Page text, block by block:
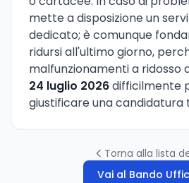
mette a disposizione un
dedicato; è comunque
ridursi all'ultimo giorno,
malfunzionamenti a ridosso
24 luglio 2026difficilmente
giustificare una candidatura
Torna alla lista
Vai al Bando